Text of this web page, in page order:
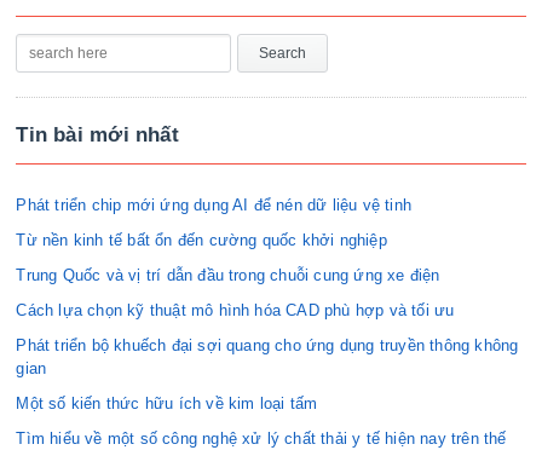
Tin bài mới nhất
Phát triển chip mới ứng dụng AI để nén dữ liệu vệ tinh
Từ nền kinh tế bất ổn đến cường quốc khởi nghiệp
Trung Quốc và vị trí dẫn đầu trong chuỗi cung ứng xe điện
Cách lựa chọn kỹ thuật mô hình hóa CAD phù hợp và tối ưu
Phát triển bộ khuếch đại sợi quang cho ứng dụng truyền thông không
gian
Một số kiến thức hữu ích về kim loại tấm
Tìm hiểu về một số công nghệ xử lý chất thải y tế hiện nay trên thế